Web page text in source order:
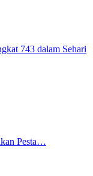
743 dalam Sehari
Pesta…